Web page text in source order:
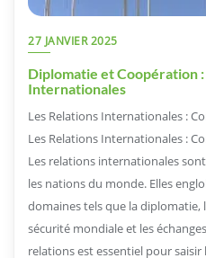
27 JANVIER 2025
Diplomatie et Coopération
Internationales
Les Relations Internationales :
Les Relations Internationales :
Les relations internationales
les nations du monde. Elles
domaines tels que la
sécurité mondiale et les
relations est essentiel pour